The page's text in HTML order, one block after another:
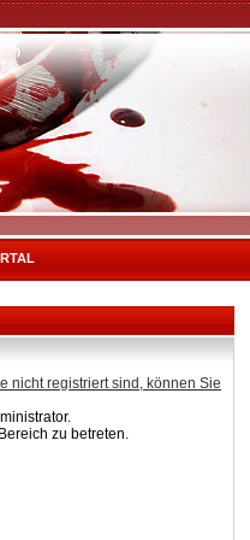
nicht registriert sind, können Sie
zu betreten.